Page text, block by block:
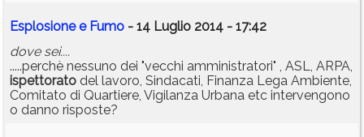
Esplosione e Fumo - 14 Luglio 2014 - 17:42
dove sei....
.....perchè nessuno dei "vecchi amministratori" , ASL, ARPA,
ispettorato del lavoro, Sindacati, Finanza Lega Ambiente,
Comitato di Quartiere, Vigilanza Urbana etc intervengono
o danno risposte?